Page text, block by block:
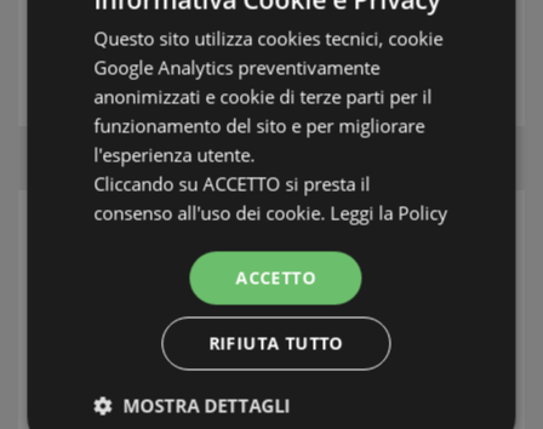
АГЕНТ
Местонахождение
Questo sito utilizza cookies tecnici, cookie
Google Analytics preventivamente
anonimizzati e cookie di terze parti per il
funzionamento del sito e per migliorare
l'esperienza utente.
Cliccando su ACCETTO si presta il
consenso all'uso dei cookie. Leggi la Policy
ACCETTO
RIFIUTA TUTTO
MOSTRA DETTAGLI